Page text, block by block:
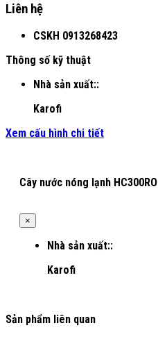
Liên hệ
CSKH 0913268423
Thông số kỹ thuật
Nhà sản xuất::
Karofi
Xem cấu hình chi tiết
Cây nước nóng lạnh HC300RO
×
Nhà sản xuất::
Karofi
Sản phẩm liên quan